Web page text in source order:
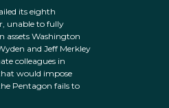
its eighth
unable to fully
assets Washington
and Jeff Merkley
colleagues in
would impose
Pentagon fails to